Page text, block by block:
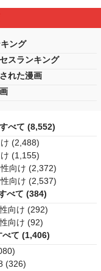
ング
スランキング
れた漫画
べて (8,552)
(2,488)
(1,155)
向け (2,372)
向け (2,537)
べて (384)
向け (292)
向け (92)
べて (1,406)
(326)